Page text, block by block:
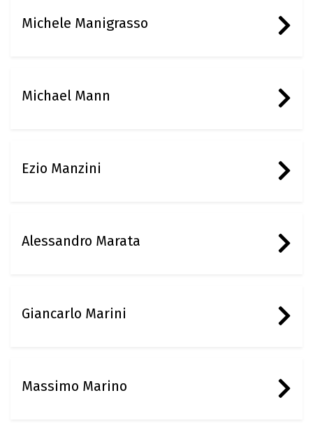
Michele Manigrasso
Michael Mann
Ezio Manzini
Alessandro Marata
Giancarlo Marini
Massimo Marino